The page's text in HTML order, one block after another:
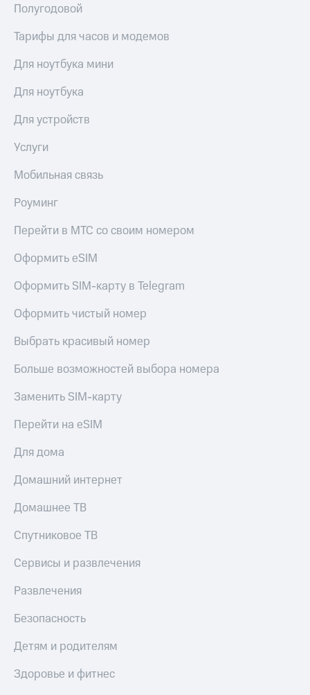
Полугодовой
Тарифы для часов и модемов
Для ноутбука мини
Для ноутбука
Для устройств
Услуги
Мобильная связь
Роуминг
Перейти в МТС со своим номером
Оформить eSIM
Оформить SIM-карту в Telegram
Оформить чистый номер
Выбрать красивый номер
Больше возможностей выбора номера
Заменить SIM-карту
Перейти на eSIM
Для дома
Домашний интернет
Домашнее ТВ
Спутниковое ТВ
Сервисы и развлечения
Развлечения
Безопасность
Детям и родителям
Здоровье и фитнес